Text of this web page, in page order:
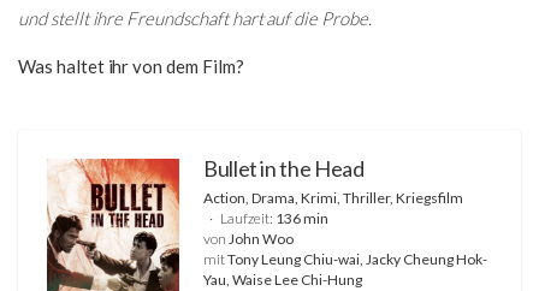
und stellt ihre Freundschaft hart auf die Probe.
Was haltet ihr von dem Film?
Bullet in the Head
Action, Drama, Krimi, Thriller, Kriegsfilm
Laufzeit: 136 min
von John Woo
mitTony Leung Chiu-wai, Jacky Cheung Hok-
Yau, Waise Lee Chi-Hung